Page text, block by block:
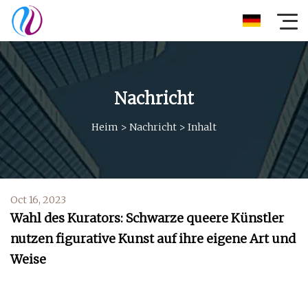
Nachricht
Heim > Nachricht > Inhalt
Oct 16, 2023
Wahl des Kurators: Schwarze queere Künstler
nutzen figurative Kunst auf ihre eigene Art und
Weise